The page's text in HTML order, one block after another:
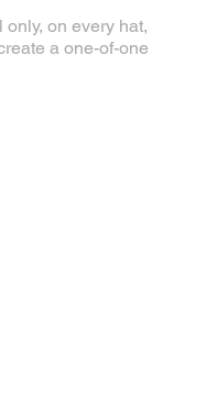
on every hat,
a one-of-one